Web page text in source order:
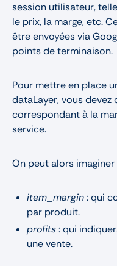
session utilisateur,
le prix, la marge, etc.
être envoyées via
points de terminaison.
Pour mettre en place
dataLayer, vous
correspondant à la
service.
On peut alors
item_margin: qui
par produit.
profits: qui
une vente.